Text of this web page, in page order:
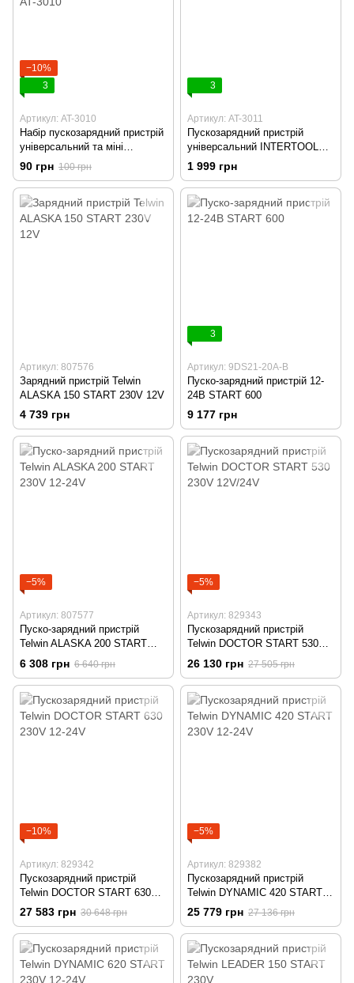
−10%
3
Артикул: AT-3010
Набір пускозарядний пристрій
універсальний та міні
компресор INTERTOOL AT-
3010
90 грн 100 грн
3
Артикул: AT-3011
Пускозарядний пристрій
універсальний INTERTOOL
AT-3011
1 999 грн
Артикул: 807576
Зарядний пристрій Telwin
ALASKA 150 START 230V 12V
4 739 грн
3
Артикул: 9DS21-20A-B
Пуско-зарядний пристрій 12-
24В START 600
9 177 грн
−5%
Артикул: 807577
Пуско-зарядний пристрій
Telwin ALASKA 200 START
230V 12-24V
6 308 грн 6 640 грн
−5%
Артикул: 829343
Пускозарядний пристрій
Telwin DOCTOR START 530
230V 12V/24V
26 130 грн 27 505 грн
−10%
Артикул: 829342
Пускозарядний пристрій
Telwin DOCTOR START 630
230V 12-24V
27 583 грн 30 648 грн
−5%
Артикул: 829382
Пускозарядний пристрій
Telwin DYNAMIC 420 START
230V 12-24V
25 779 грн 27 136 грн